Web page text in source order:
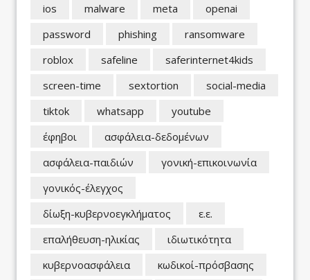
ios
malware meta
openai
password
phishing
ransomware
roblox
safeline
saferinternet4kids
screen-time
sextortion
social-media
tiktok
whatsapp
youtube
έφηβοι
ασφάλεια-δεδομένων
ασφάλεια-παιδιών
γονική-επικοινωνία
γονικός-έλεγχος
δίωξη-κυβερνοεγκλήματος
ε.ε.
επαλήθευση-ηλικίας
ιδιωτικότητα
κυβερνοασφάλεια
κωδικοί-πρόσβασης